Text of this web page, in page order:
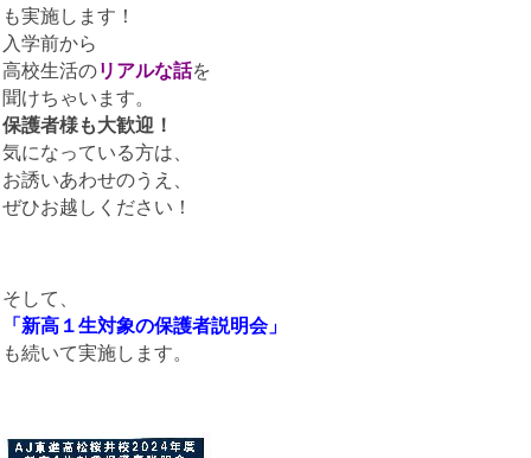
も実施します！
入学前から
高校生活のリアルな話を
聞けちゃいます。
保護者様も大歓迎！
気になっている方は、
お誘いあわせのうえ、
ぜひお越しください！
そして、
「新高１生対象の保護者説明会」
も続いて実施します。